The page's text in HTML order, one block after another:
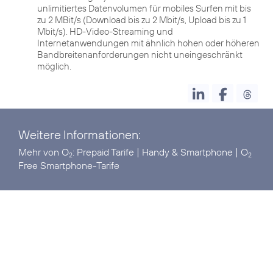
unlimitiertes Datenvolumen für mobiles Surfen mit bis
zu 2 MBit/s (Download bis zu 2 Mbit/s, Upload bis zu 1
Mbit/s). HD-Video-Streaming und
Internetanwendungen mit ähnlich hohen oder höheren
Bandbreitenanforderungen nicht uneingeschränkt
möglich.
Weitere Informationen:
Mehr von O2: Prepaid Tarife | Handy & Smartphone | O2
Free Smartphone-Tarife